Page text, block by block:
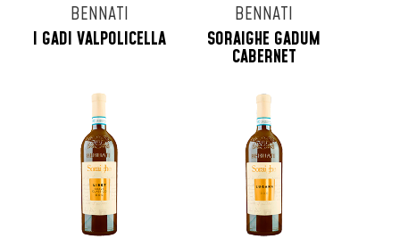
BENNATI
I GADI VALPOLICELLA
BENNATI
SORAIGHE GADUM
CABERNET